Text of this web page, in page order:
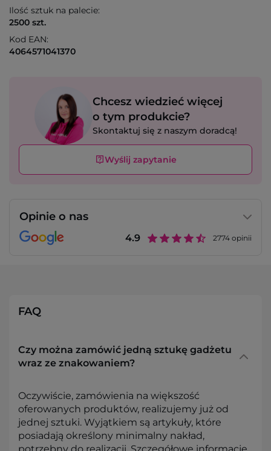
Ilość sztuk na palecie:
2500 szt.
Kod EAN:
4064571041370
Chcesz wiedzieć więcej
o tym produkcie?
Skontaktuj się z naszym doradcą!
Wyślij zapytanie
Opinie o nas
4.9 2774 opinii
FAQ
Czy można zamówić jedną sztukę gadżetu
wraz ze znakowaniem?
Oczywiście, zamówienia na większość
oferowanych produktów, realizujemy już od
jednej sztuki. Wyjątkiem są artykuły, które
posiadają określony minimalny nakład,